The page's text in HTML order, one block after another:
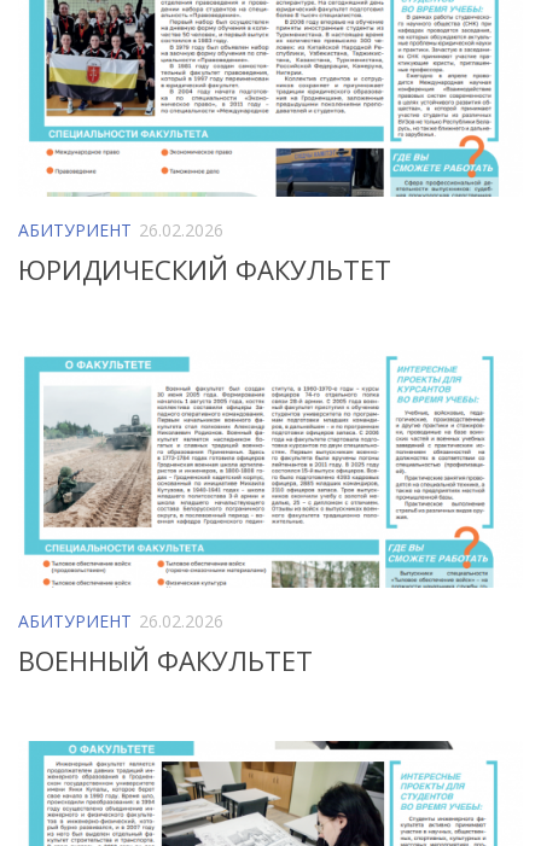
АБИТУРИЕНТ 26.02.2026
ЮРИДИЧЕСКИЙ ФАКУЛЬТЕТ
АБИТУРИЕНТ 26.02.2026
ВОЕННЫЙ ФАКУЛЬТЕТ